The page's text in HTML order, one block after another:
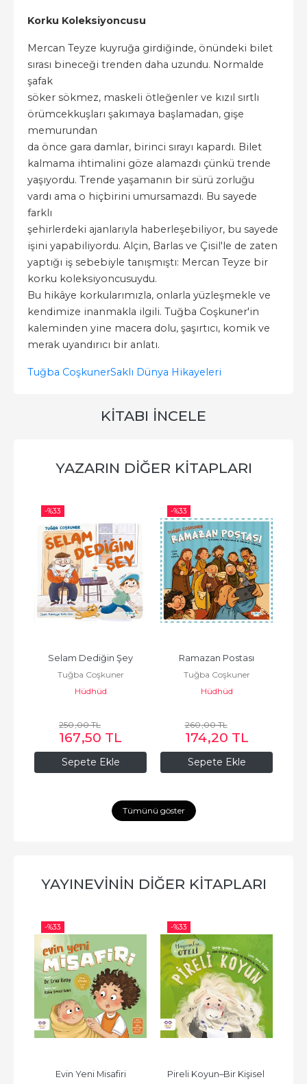
Korku Koleksiyoncusu
Mercan Teyze kuyruğa girdiğinde, önündeki bilet
sırası bineceği trenden daha uzundu. Normalde
şafak
söker sökmez, maskeli ötleğenler ve kızıl sırtlı
örümcekkuşları şakımaya başlamadan, gişe
memurundan
da önce gara damlar, birinci sırayı kapardı. Bilet
kalmama ihtimalini göze alamazdı çünkü trende
yaşıyordu. Trende yaşamanın bir sürü zorluğu
vardı ama o hiçbirini umursamazdı. Bu sayede
farklı
şehirlerdeki ajanlarıyla haberleşebiliyor, bu sayede
işini yapabiliyordu. Alçin, Barlas ve Çisil'le de zaten
yaptığı iş sebebiyle tanışmıştı: Mercan Teyze bir
korku koleksiyoncusuydu.
Bu hikâye korkularımızla, onlarla yüzleşmekle ve
kendimize inanmakla ilgili. Tuğba Coşkuner'in
kaleminden yine macera dolu, şaşırtıcı, komik ve
merak uyandırıcı bir anlatı.
Tuğba CoşkunerSaklı Dünya Hikayeleri
KITABI İNCELE
YAZARIN DIĞER KITAPLARI
-%33
Sepete Ekle
Selam Dediğin Şey
Tuğba Coşkuner
Hüdhüd
250,00TL
167,50 TL
-%33
Sepete Ekle
Ramazan Postası
Tuğba Coşkuner
Hüdhüd
260,00TL
174,20 TL
Tümünü göster
YAYINEVININ DIĞER KITAPLARI
-%33
Evin Yeni Misafiri
-%33
Pireli Koyun–Bir Kişisel